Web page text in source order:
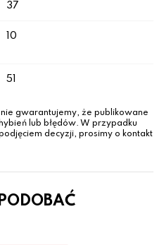
37
10
51
gwarantujemy, że publikowane
lub błędów. W przypadku
decyzji, prosimy o kontakt